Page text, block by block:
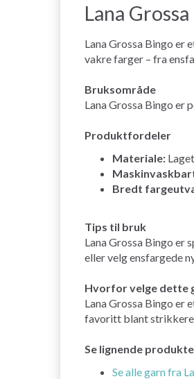
Lana
Lana Grossa Bingo er
vakre farger – fra
Bruksområde
Lana Grossa Bingo er
Produktfordeler
Materiale:
Bredt
Tips til bruk
Lana Grossa Bingo er
eller velg ensfargede
Hvorfor velge dette
Lana Grossa Bingo
favoritt blant strikkere
Se lignende
Se alle garn fra